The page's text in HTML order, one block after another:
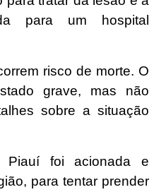
para um hospital
risco de morte. O
grave, mas não
sobre a situação
foi acionada e
para tentar prender